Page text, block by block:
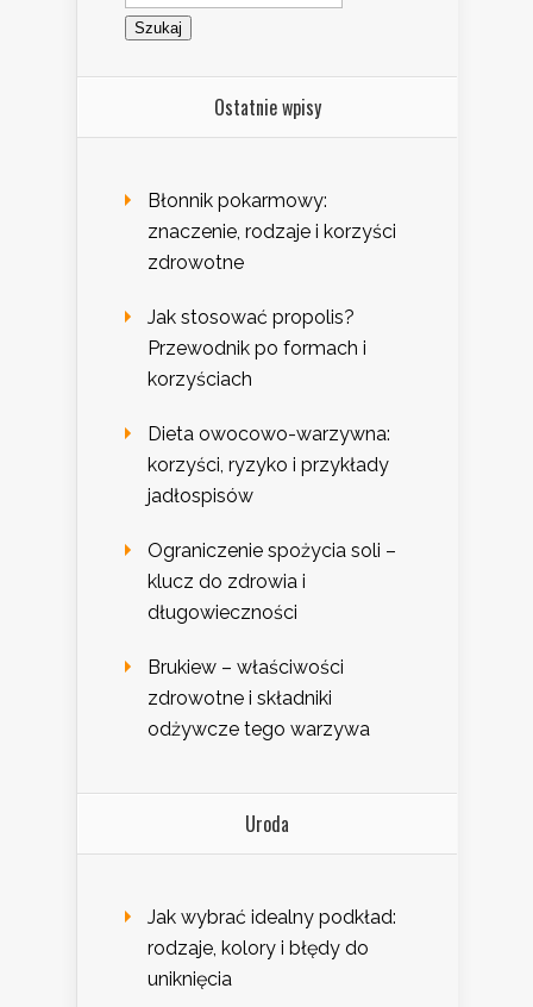
Ostatnie wpisy
Błonnik pokarmowy:
znaczenie, rodzaje i korzyści
zdrowotne
Jak stosować propolis?
Przewodnik po formach i
korzyściach
Dieta owocowo-warzywna:
korzyści, ryzyko i przykłady
jadłospisów
Ograniczenie spożycia soli –
klucz do zdrowia i
długowieczności
Brukiew – właściwości
zdrowotne i składniki
odżywcze tego warzywa
Uroda
Jak wybrać idealny podkład:
rodzaje, kolory i błędy do
uniknięcia